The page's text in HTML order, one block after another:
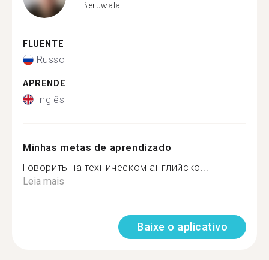
Beruwala
FLUENTE
Russo
APRENDE
Inglês
Minhas metas de aprendizado
Говорить на техническом английско...
Leia mais
Baixe o aplicativo